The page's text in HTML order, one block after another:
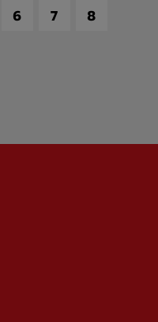
6 7
8